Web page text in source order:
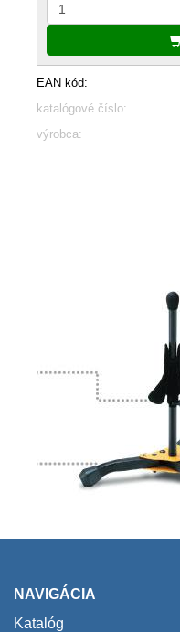
EAN kód:
katalógové číslo:
výrobca:
NAVIGÁCIA
Katalóg